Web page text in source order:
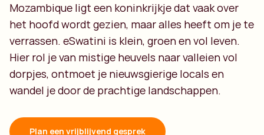
Mozambique ligt een koninkrijkje dat vaak over
het hoofd wordt gezien, maar alles heeft om je te
verrassen. eSwatini is klein, groen en vol leven.
Hier rol je van mistige heuvels naar valleien vol
dorpjes, ontmoet je nieuwsgierige locals en
wandel je door de prachtige landschappen.
Plan een vrijblijvend gesprek